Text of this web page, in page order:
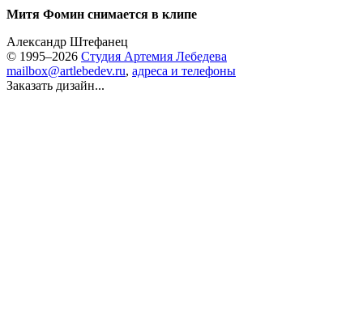
Митя Фомин снимается в клипе
Александр Штефанец
© 1995–2026 Студия Артемия Лебедева
mailbox@artlebedev.ru, адреса и телефоны
Заказать дизайн...